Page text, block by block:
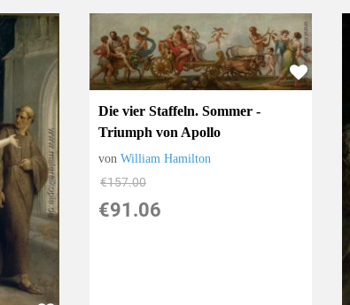
Die vier Staffeln. Sommer -
Triumph von Apollo
vonWilliam Hamilton
€157.00
€91.06